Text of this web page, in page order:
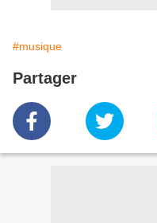
#musique
Partager